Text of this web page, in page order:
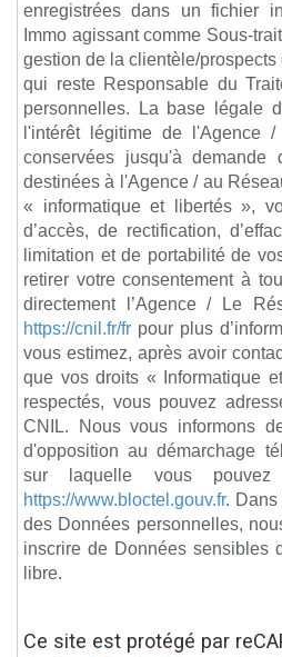
enregistrées dans un fichier
Immo agissant comme Sous-
gestion de la clientèle/
qui reste Responsable du
personnelles. La base légale
l'intérêt légitime de l'Agence
conservées jusqu'à
destinées à l'Agence / au
« informatique et libertés »,
d’accès, de rectification,
limitation et de portabilité de
retirer votre consentement à
directement l’Agence / Le
https://cnil.fr/fr pour plus
vous estimez, après avoir
que vos droits « Informatique
respectés, vous pouvez
CNIL. Nous vous informons
d'opposition au démarchage
sur laquelle vous
https://www.bloctel.gouv.fr. Dans
des Données personnelles,
inscrire de Données sensibles
libre.
Ce site est protégé par